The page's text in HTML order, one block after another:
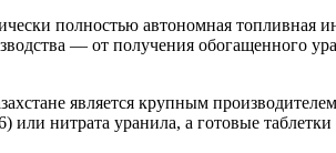
полностью автономная топливная
— от получения обогащенного
является крупным
нитрата уранила, а готовые